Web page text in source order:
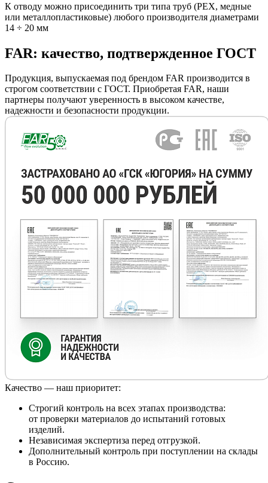
К отводу можно присоединить три типа труб (РЕХ, медные
или металлопластиковые) любого производителя диаметрами
14 ÷ 20 мм
FAR: качество, подтвержденное ГОСТ
Продукция, выпускаемая под брендом FAR производится в
строгом соответствии с ГОСТ. Приобретая FAR, наши
партнеры получают уверенность в высоком качестве,
надежности и безопасности продукции.
Качество — наш приоритет:
Строгий контроль на всех этапах производства:
от проверки материалов до испытаний готовых
изделий.
Независимая экспертиза перед отгрузкой.
Дополнительный контроль при поступлении на склады
в Россию.